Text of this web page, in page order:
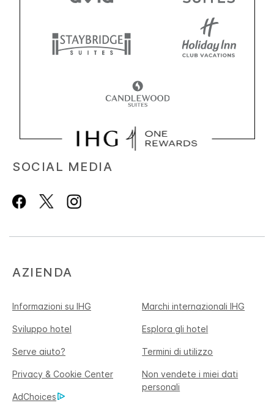
SOCIAL MEDIA
AZIENDA
Informazioni su IHG Marchi internazionali IHG
Sviluppo hotel Esplora gli hotel
Serve aiuto? Termini di utilizzo
Privacy & Cookie Center
Non vendete i miei dati
personali
AdChoices